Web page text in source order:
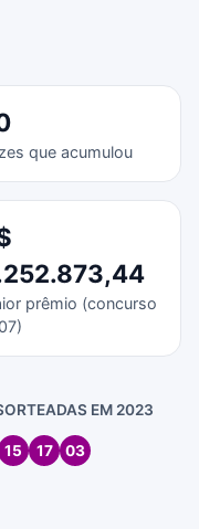
que acumulou
prêmio (concurso
EM 2023
15 17 03